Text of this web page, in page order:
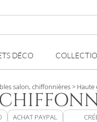
DÉCO
salon, chiffonnières> Haute
ACHAT PAYPAL